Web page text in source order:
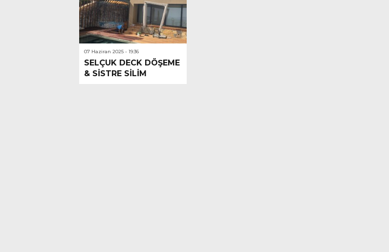
15:30
Antalya Gezici Lastikçi | Mobil Lastik Servisi Ayağınıza Gelsin
9:48
Antalya En Yakın Lastikçi
07 Haziran 2025 - 19:36
SELÇUK DECK DÖŞEME
& SİSTRE SİLİM